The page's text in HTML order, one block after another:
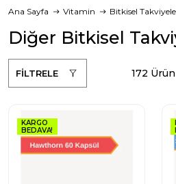
Ana Sayfa Vitamin Bitkisel
Diğer Bitkisel
FİLTRELE 172 Ürün
KARGO
BEDAVA!